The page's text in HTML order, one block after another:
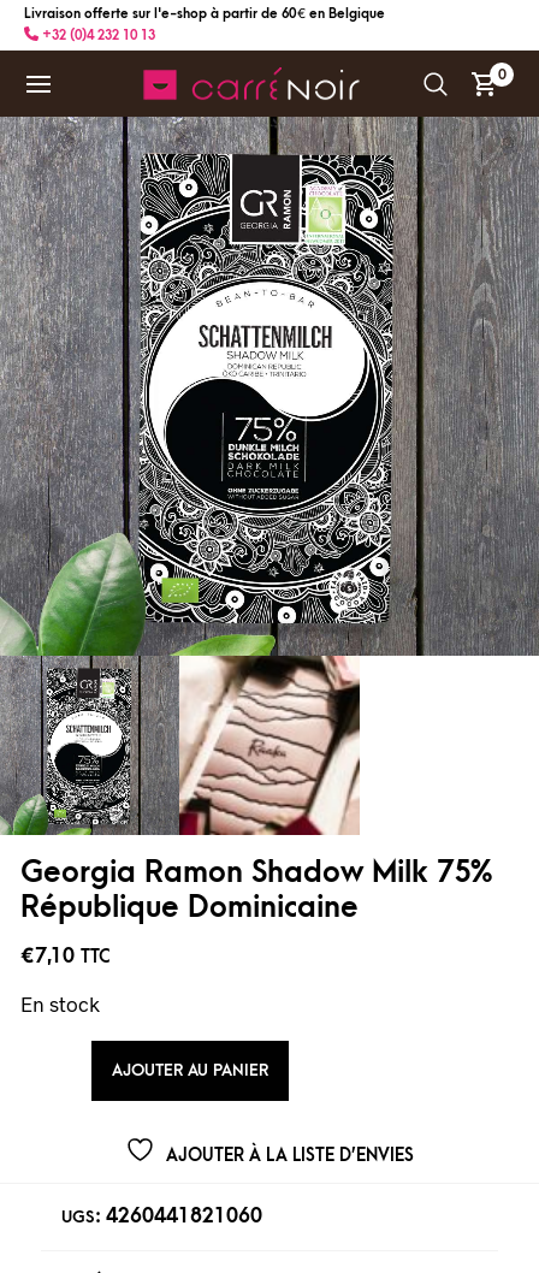
Livraison offerte sur l'e-shop à partir de 60 € en Belgique
+32 (0)4 232 10 13
0
Georgia Ramon Shadow Milk 75%
République Dominicaine
€7,10 TTC
En stock
AJOUTER AU PANIER
AJOUTER À LA LISTE D’ENVIES
UGS : 4260441821060